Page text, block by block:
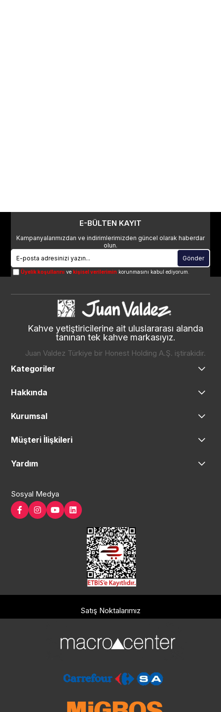
E-BÜLTEN KAYIT
Kampanyalarımızdan ve indirimlerimizden güncel olarak haberdar
olun.
Gönder
Üyelik koşullarını ve kişisel verilerimin korunmasını kabul ediyorum.
Kahve yetiştiricilerine ait uluslararası alanda
tanınan tek kahve markasıyız.
Juan Valdez Türkiye bir Honest Holding A.Ş. iştirakidir.
Kategoriler
Hakkında
Kurumsal
Müşteri İlişkileri
Yardım
Sosyal Medya
Satış Noktalarımız